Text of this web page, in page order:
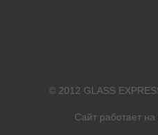
© 2012 GLASS
Сайт работает на